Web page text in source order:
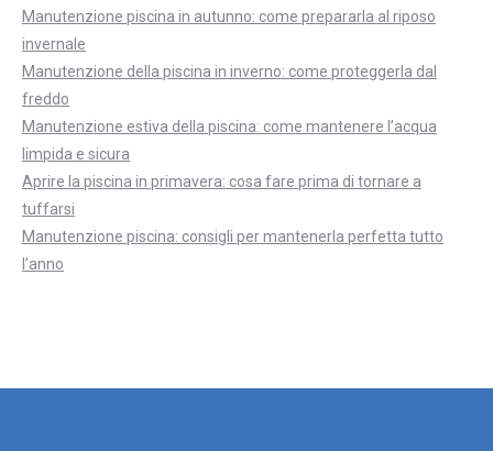
Manutenzione piscina in autunno: come prepararla al riposo
invernale
Manutenzione della piscina in inverno: come proteggerla dal
freddo
Manutenzione estiva della piscina: come mantenere l’acqua
limpida e sicura
Aprire la piscina in primavera: cosa fare prima di tornare a
tuffarsi
Manutenzione piscina: consigli per mantenerla perfetta tutto
l’anno